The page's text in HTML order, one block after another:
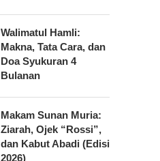
Walimatul Hamli:
Makna, Tata Cara, dan
Doa Syukuran 4
Bulanan
Makam Sunan Muria:
Ziarah, Ojek “Rossi”,
dan Kabut Abadi (Edisi
2026)